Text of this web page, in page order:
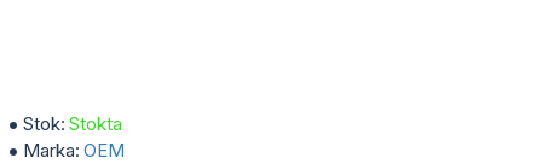
Stok: Stokta
Marka: OEM